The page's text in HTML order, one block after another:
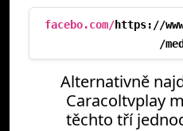
facebo.com/https://
/
Alternativně
Caracoltvplay
těchto tří